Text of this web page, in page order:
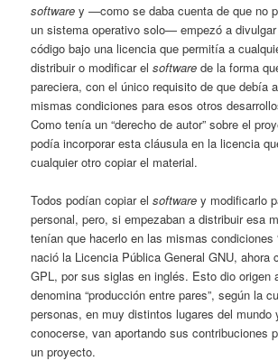
software y —como se daba cuenta de que no
un sistema operativo solo— empezó a
código bajo una licencia que permitía a
distribuir o modificar elsoftware de la forma
pareciera, con el único requisito de que debía
mismas condiciones para esos otros
Como tenía un “derecho de autor” sobre el
podía incorporar esta cláusula en la licencia
cualquier otro copiar el material.
Todos podían copiar elsoftware y modificarlo
personal, pero, si empezaban a distribuir esa
tenían que hacerlo en las mismas condiciones
nació la Licencia Pública General GNU, ahora
GPL, por sus siglas en inglés. Esto dio origen
denomina “producción entre pares”, según la
personas, en muy distintos lugares del mundo
conocerse, van aportando sus contribuciones
un proyecto.